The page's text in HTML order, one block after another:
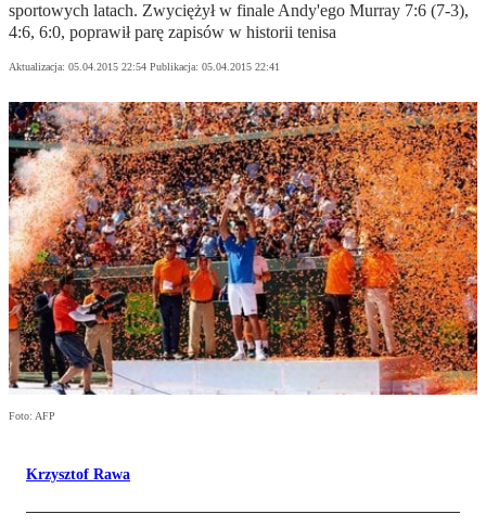
sportowych latach. Zwyciężył w finale Andy'ego Murray 7:6 (7-3),
4:6, 6:0, poprawił parę zapisów w historii tenisa
Aktualizacja: 05.04.2015 22:54 Publikacja: 05.04.2015 22:41
Foto: AFP
Krzysztof Rawa